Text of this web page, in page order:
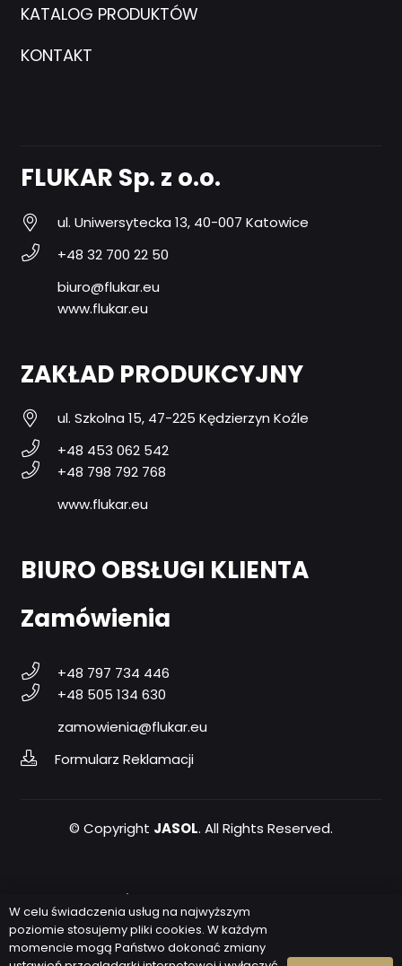
KATALOG PRODUKTÓW
KONTAKT
FLUKAR Sp. z o.o.
ul. Uniwersytecka 13, 40-007 Katowice
+48 32 700 22 50
biuro@flukar.eu
www.flukar.eu
ZAKŁAD PRODUKCYJNY
ul. Szkolna 15, 47-225 Kędzierzyn Koźle
+48 453 062 542
+48 798 792 768
www.flukar.eu
BIURO OBSŁUGI KLIENTA
Zamówienia
+48 797 734 446
+48 505 134 630
zamowienia@flukar.eu
Formularz Reklamacji
© Copyright JASOL. All Rights Reserved.
Polityka prywatności
RODO
W celu świadczenia usług na najwyższym
poziomie stosujemy pliki cookies. W każdym
momencie mogą Państwo dokonać zmiany